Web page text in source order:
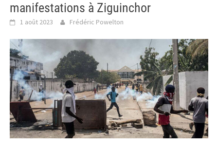
manifestations à Ziguinchor
1 août 2023 Frédéric Powelton